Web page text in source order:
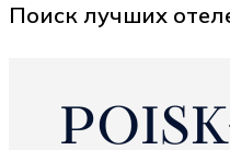
Поиск лучших